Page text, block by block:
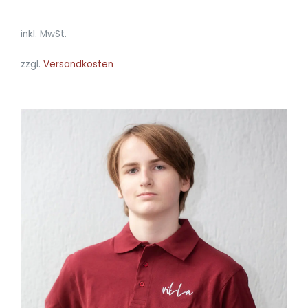
inkl. MwSt.
zzgl. Versandkosten